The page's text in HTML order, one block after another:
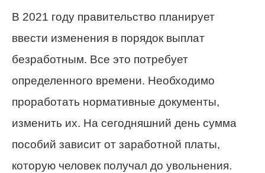
В 2021 году правительство планирует
ввести изменения в порядок выплат
безработным. Все это потребует
определенного времени. Необходимо
проработать нормативные документы,
изменить их. На сегодняшний день сумма
пособий зависит от заработной платы,
которую человек получал до увольнения.